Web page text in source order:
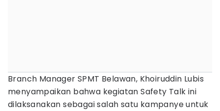
Branch Manager SPMT Belawan, Khoiruddin Lubis
menyampaikan bahwa kegiatan Safety Talk ini
dilaksanakan sebagai salah satu kampanye untuk